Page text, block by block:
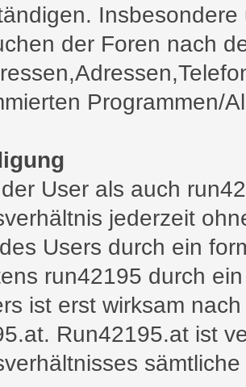
der Foren nach
Programmen/
User als auch
jederzeit
Users durch ein
run42195 durch
ist erst wirksam
Run42195.at ist